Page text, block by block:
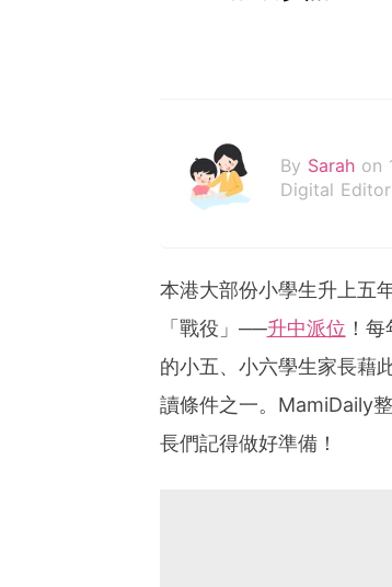
By Sarah on
Digital Editor
本港大部份小學生升上五
「戰役」──升中派位 ！
的小五、小六學生家長藉
讀條件之一。MamiDaily
長們記得做好準備！